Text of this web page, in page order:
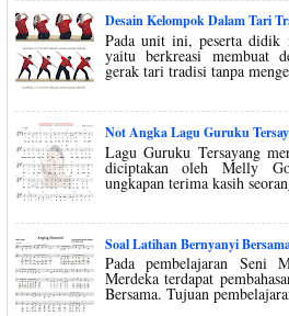
Desain Kelompok Dalam Tari
Pada unit ini, peserta didik
yaitu berkreasi membuat
gerak tari tradisi tanpa
Not Angka Lagu Guruku
Lagu Guruku Tersayang
diciptakan oleh Melly
ungkapan terima kasih
Soal Latihan Bernyanyi
Pada pembelajaran
Merdeka terdapat
Bersama. Tujuan